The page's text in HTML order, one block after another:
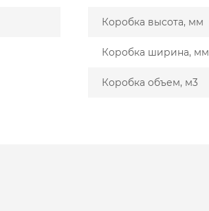
Коробка высота, мм
Коробка ширина, мм
Коробка объем, м3